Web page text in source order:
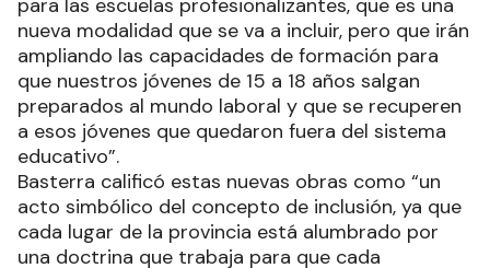
nueva modalidad que se va a incluir, pero que irán
ampliando las capacidades de formación para
que nuestros jóvenes de 15 a 18 años salgan
preparados al mundo laboral y que se recuperen
a esos jóvenes que quedaron fuera del sistema
educativo”.
Basterra calificó estas nuevas obras como “un
acto simbólico del concepto de inclusión, ya que
cada lugar de la provincia está alumbrado por
una doctrina que trabaja para que cada